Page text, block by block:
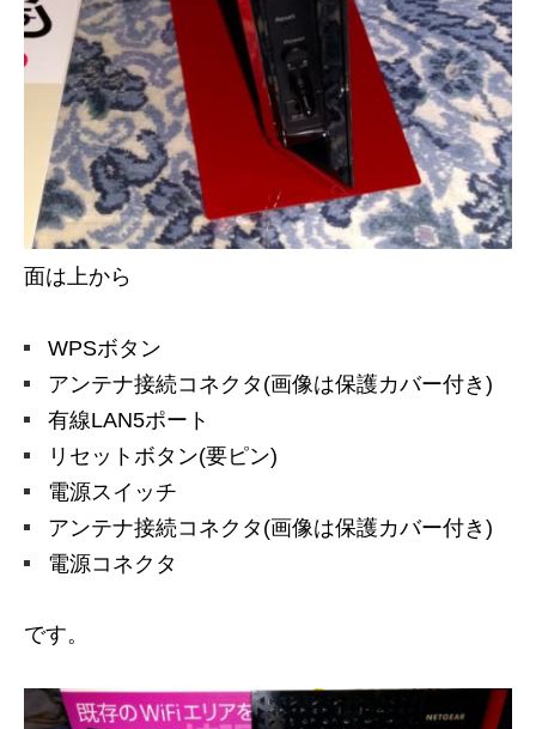
面は上から
WPSボタン
アンテナ接続コネクタ(画像は保護カバー付き)
有線LAN5ポート
リセットボタン(要ピン)
電源スイッチ
アンテナ接続コネクタ(画像は保護カバー付き)
電源コネクタ
です。